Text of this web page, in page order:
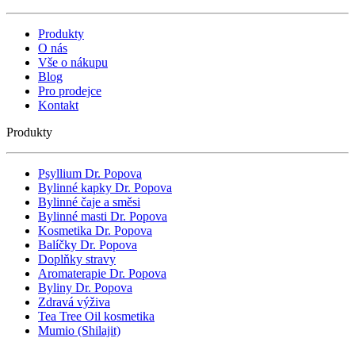
Produkty
O nás
Vše o nákupu
Blog
Pro prodejce
Kontakt
Produkty
Psyllium Dr. Popova
Bylinné kapky Dr. Popova
Bylinné čaje a směsi
Bylinné masti Dr. Popova
Kosmetika Dr. Popova
Balíčky Dr. Popova
Doplňky stravy
Aromaterapie Dr. Popova
Byliny Dr. Popova
Zdravá výživa
Tea Tree Oil kosmetika
Mumio (Shilajit)